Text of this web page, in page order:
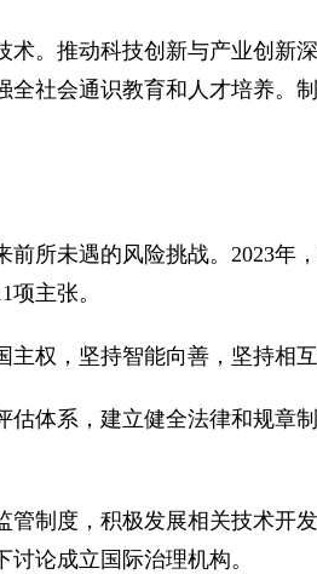
。推动科技创新与产业创新
社会通识教育和人才培养。
所未遇的风险挑战。2023年
主张。
权，坚持智能向善，坚持相互
体系，建立健全法律和规章
制度，积极发展相关技术开
论成立国际治理机构。